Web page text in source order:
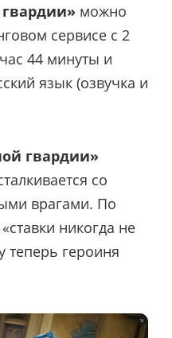
можно
сервисе с 2
44 минуты и
язык (озвучка и
гвардии»
со
врагами. По
никогда не
теперь героиня